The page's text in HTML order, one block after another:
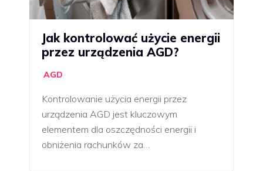
Jak kontrolować użycie energii
przez urządzenia AGD?
AGD
Kontrolowanie użycia energii przez
urządzenia AGD jest kluczowym
elementem dla oszczędności energii i
obniżenia rachunków za…